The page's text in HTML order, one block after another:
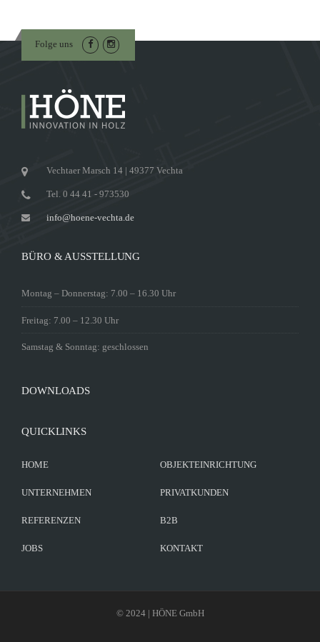
Folge uns
Vechtaer Marsch 14 | 49377 Vechta
Tel. 0 44 41 - 973530
info@hoene-vechta.de
BÜRO & AUSSTELLUNG
Montag – Donnerstag: 7.00 – 16.30 Uhr
Freitag: 7.00 – 12.30 Uhr
Samstag & Sonntag: geschlossen
DOWNLOADS
QUICKLINKS
HOME OBJEKTEINRICHTUNG
UNTERNEHMEN PRIVATKUNDEN
REFERENZEN B2B
JOBS KONTAKT
© 2024 | HÖNE GmbH